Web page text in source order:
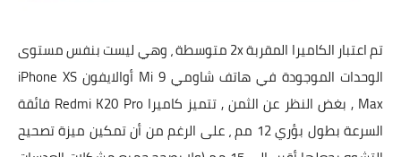
تم اعتبار الكاميرا المقربة 2x متوسطة ، وهي ليست بنفس مستوى
الوحدات الموجودة في هاتف شاومي Mi 9 أوالايفون iPhone XS
Max , بغض النظر عن الثمن , تتميز كاميرا Redmi K20 Pro فائقة
السرعة بطول بؤري 12 مم ، على الرغم من أن تمكين ميزة تصحيح